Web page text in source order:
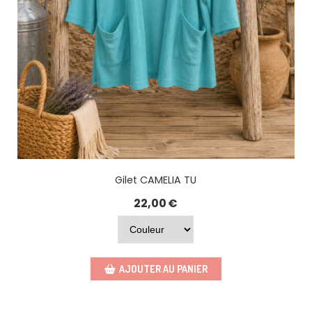
Gilet CAMELIA TU
22,00€
AJOUTER AU PANIER